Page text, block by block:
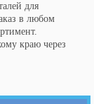
для
в любом
краю через